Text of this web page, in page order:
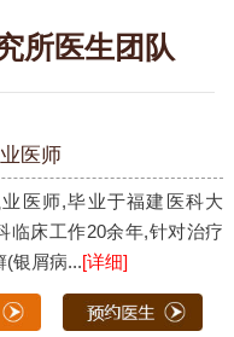
所医生团队
医师
医师,毕业于福建医科大
临床工作20余年,针对治疗
(银屑病...[详细]